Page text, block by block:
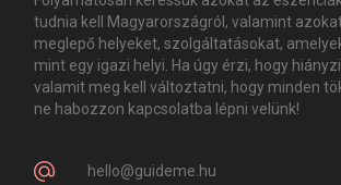
tudnia kell Magyarországról, valamint
meglepő helyeket, szolgáltatásokat,
mint egy igazi helyi. Ha úgy érzi, hogy
valamit meg kell változtatni, hogy minden
ne habozzon kapcsolatba lépni velünk!
hello@guideme.hu